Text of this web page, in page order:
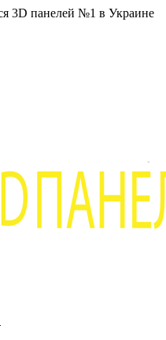
3D панелей №1 в Украине